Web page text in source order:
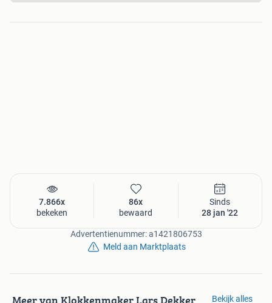
7.866x
bekeken
86x
bewaard
Sinds
28 jan '22
Advertentienummer: a1421806753
Meld aan Marktplaats
Bekijk alles